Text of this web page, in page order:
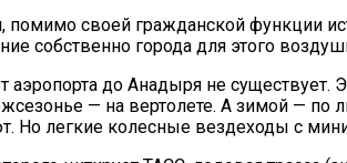
своей гражданской функции
собственно города для этого
до Анадыря не
— на вертолете. А зимой — по
Но легкие колесные вездеходы с